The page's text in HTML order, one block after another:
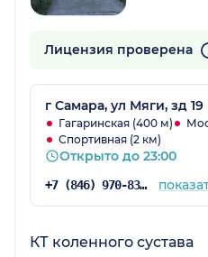
Лицензия проверена
г Самара, ул Мяги, зд 19
Гагаринская (400 м)
Спортивная (2 км)
Открыто до 23:00
+7 (846) 970-83-19
КТ коленного сустава